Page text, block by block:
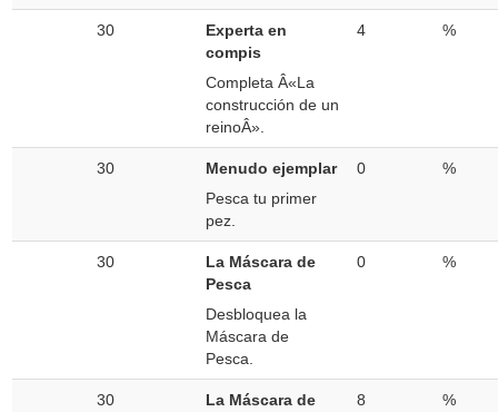
30
Experta en
compis
Completa Â«La
construcción de un
reinoÂ».
4 %
30
Menudo ejemplar
Pesca tu primer
pez.
0 %
30
La Máscara de
Pesca
Desbloquea la
Máscara de
Pesca.
0 %
30
La Máscara de
8 %